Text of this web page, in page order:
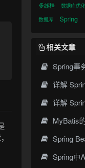
多线程
数据库优化
数据库
Spring
相关文章
Spring事务详
详解 Spring
详解 Spring
MyBatis的三级缓
Spring
Spring中
Spring